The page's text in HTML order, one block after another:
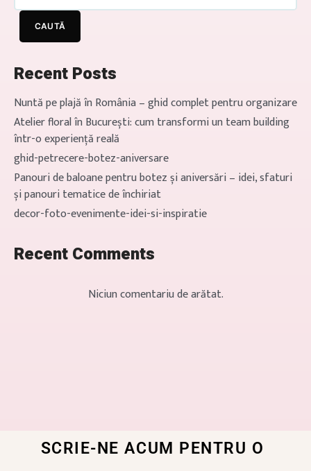
Daca sala in care va avea loc nunta
CAUTĂ
Recent Posts
Nuntă pe plajă în România – ghid complet pentru organizare
Atelier floral în București: cum transformi un team building
într-o experiență reală
ghid-petrecere-botez-aniversare
Panouri de baloane pentru botez și aniversări – idei, sfaturi
și panouri tematice de închiriat
decor-foto-evenimente-idei-si-inspiratie
Recent Comments
Niciun comentariu de arătat.
SCRIE-NE ACUM PENTRU O